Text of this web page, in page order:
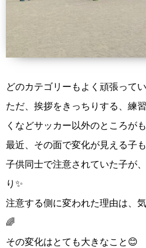
どのカテゴリーもよく頑張って
ただ、挨拶をきっちりする、練
くなどサッカー以外のところが
最近、その面で変化が見える子
子供同士で注意されていた子が
り✨
注意する側に変われた理由は、
🌈
その変化はとても大きなこと😊